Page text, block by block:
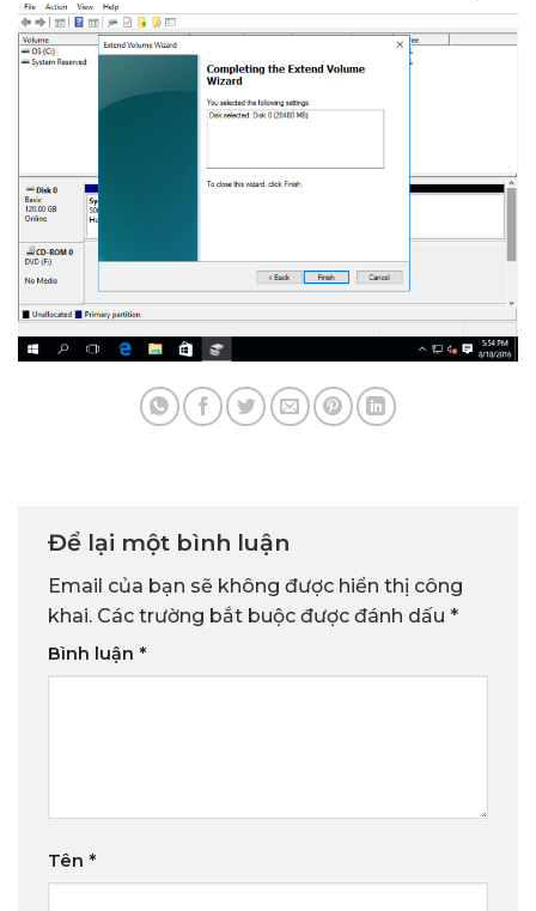
Để lại một bình luận
Email của bạn sẽ không được hiển thị công
khai. Các trường bắt buộc được đánh dấu *
Bình luận *
Tên *